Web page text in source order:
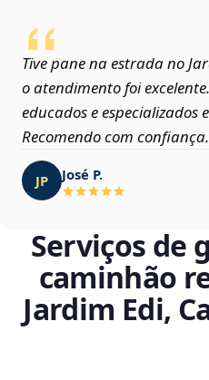
Tive pane na estrada no
o atendimento foi
educados e especializados
Recomendo com confiança.
JP José P.
Serviços de
caminhão
Jardim Edi,